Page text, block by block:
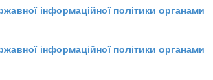
інформаційної політики органами
інформаційної політики органами